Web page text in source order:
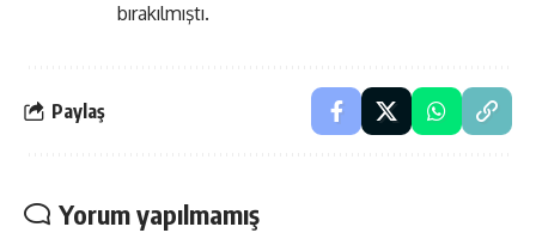
bırakılmıştı.
Paylaş
Yorum yapılmamış